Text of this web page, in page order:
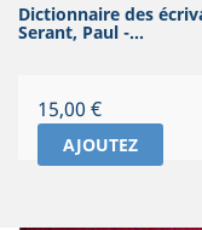
Dictionnaire des
Serant, Paul -...
Prix
15,00 €
AJOUTEZ